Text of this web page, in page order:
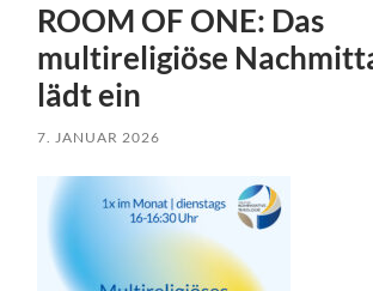
ROOM OF ONE: Das
multireligiöse
lädt ein
7. JANUAR 2026